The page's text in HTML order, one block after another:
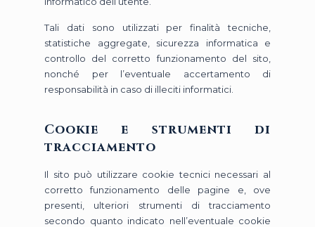
Tali dati sono utilizzati per finalità tecniche,
statistiche aggregate, sicurezza informatica e
controllo del corretto funzionamento del sito,
nonché per l’eventuale accertamento di
responsabilità in caso di illeciti informatici.
Cookie e strumenti di
tracciamento
Il sito può utilizzare cookie tecnici necessari al
corretto funzionamento delle pagine e, ove
presenti, ulteriori strumenti di tracciamento
secondo quanto indicato nell’eventuale cookie